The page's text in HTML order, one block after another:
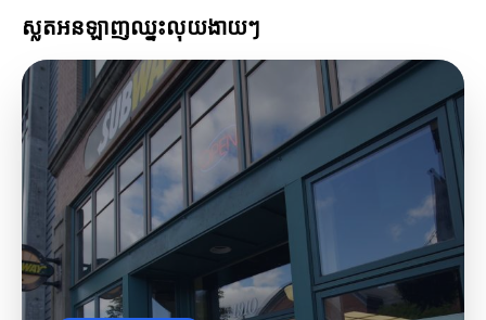
ស្លតអនឡាញឈ្នះលុយងាយៗ